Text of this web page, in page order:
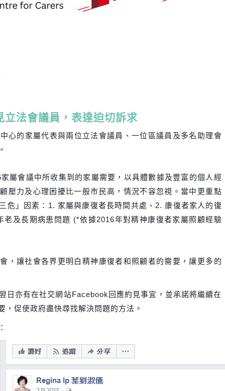
立法會議員，表達迫切訴求
心的家屬代表與兩位立法會議員、一位區議員及多名助理會
屬會議中所收集到的家屬需要，以具體數據及豐富的個人經
壓力及心理困擾比一般市民高，情況不容忽視。當中更重點
危」因素：1. 家屬與康復者長時間共處、2. 康復者家人的復
老及長期病患問題 (*依據2016年對精神康復者家屬照顧經驗
，讓社會各界更明白精神康復者和照顧者的需要，讓更多的
日亦有在社交網站Facebook回應約見事宜，並承諾將繼續在
，促使政府盡快尋找解決問題的方法。